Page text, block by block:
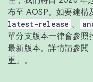
布至 AOSP。如要建構
latest-release 。
單分支版本一律會參
最新版本。詳情請參閱
更 」。